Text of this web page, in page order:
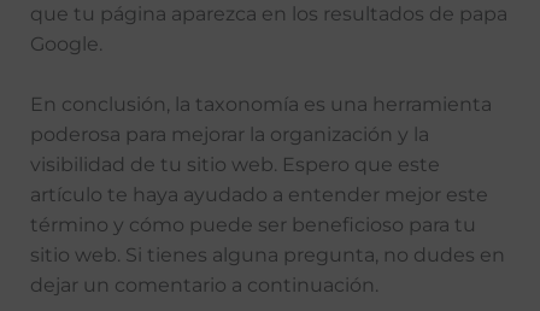
que tu página aparezca en los resultados de papa
Google.
En conclusión, la taxonomía es una herramienta
poderosa para mejorar la organización y la
visibilidad de tu sitio web. Espero que este
artículo te haya ayudado a entender mejor este
término y cómo puede ser beneficioso para tu
sitio web. Si tienes alguna pregunta, no dudes en
dejar un comentario a continuación.